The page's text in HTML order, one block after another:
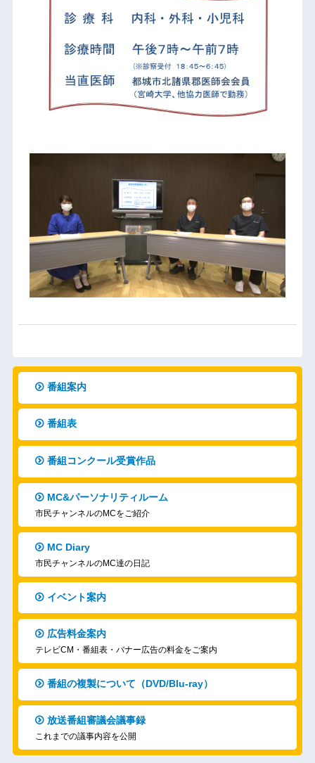
番組案内
番組表
番組コンクール受賞作品
MC&パーソナリティルーム
市民チャンネルのMCをご紹介
MC Diary
市民チャンネルのMC達の日記
イベント案内
広告料金案内
テレビCM・番組表・バナー広告の料金をご案内
番組の複製について（DVD/Blu-ray）
放送番組審議会議事録
これまでの議事内容を公開